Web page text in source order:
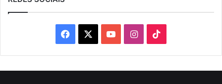
Facebook YouTubeInstagram